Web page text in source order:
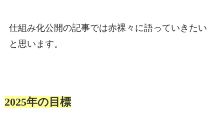
仕組み化公開の記事では赤裸々に語っていきたい
と思います。
2025年の目標